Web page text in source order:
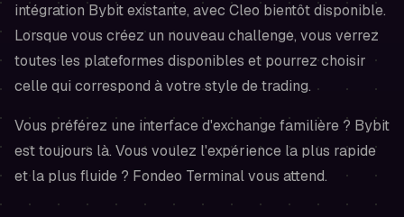
intégration Bybit existante, avec Cleo bientôt disponible.
Lorsque vous créez un nouveau challenge, vous verrez
toutes les plateformes disponibles et pourrez choisir
celle qui correspond à votre style de trading.
Vous préférez une interface d'exchange familière ? Bybit
est toujours là. Vous voulez l'expérience la plus rapide
et la plus fluide ? Fondeo Terminal vous attend.